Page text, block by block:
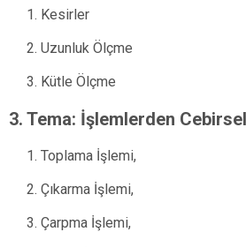
Kesirler
Uzunluk Ölçme
Kütle Ölçme
3. Tema: İşlemlerden
Toplama İşlemi,
Çıkarma İşlemi,
Çarpma İşlemi,